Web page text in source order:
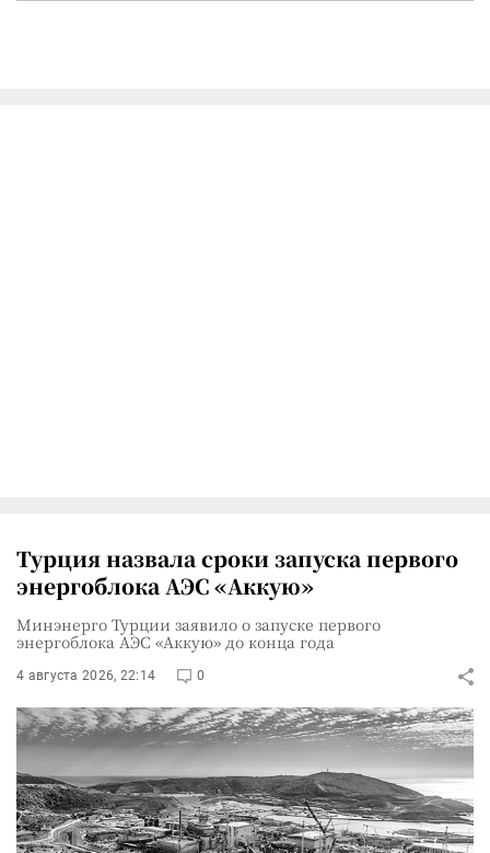
Турция назвала сроки запуска первого
энергоблока АЭС «Аккую»
Минэнерго Турции заявило о запуске первого
энергоблока АЭС «Аккую» до конца года
4 августа 2026, 22:14 0